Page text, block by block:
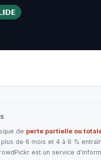
de perte partielle ou
de 6 mois et 4 à 6 %
est un service